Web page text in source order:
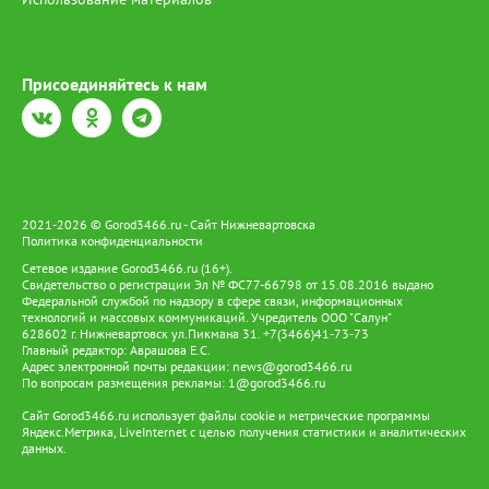
Присоединяйтесь к нам
2021-2026 © Gorod3466.ru - Сайт Нижневартовска
Политика конфиденциальности
Сетевое издание Gorod3466.ru (16+).
Свидетельство о регистрации Эл № ФС77-66798 от 15.08.2016 выдано
Федеральной службой по надзору в сфере связи, информационных
технологий и массовых коммуникаций. Учредитель ООО "Салун"
628602 г. Нижневартовск ул.Пикмана 31. +7(3466)41-73-73
Главный редактор: Аврашова Е.С.
Адрес электронной почты редакции: news@gorod3466.ru
По вопросам размещения рекламы: 1@gorod3466.ru
Сайт Gorod3466.ru использует файлы cookie и метрические программы
Яндекс.Метрика, LiveInternet с целью получения статистики и аналитических
данных.